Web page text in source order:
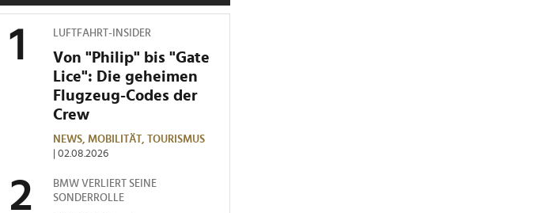
LUFTFAHRT-INSIDER
Von "Philip" bis "Gate
Lice": Die geheimen
Flugzeug-Codes der
Crew
NEWS, MOBILITÄT, TOURISMUS
| 02.08.2026
BMW VERLIERT SEINE
SONDERROLLE